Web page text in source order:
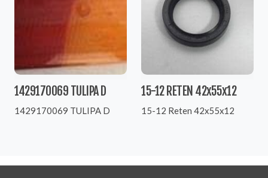
1429170069 TULIPA D
1429170069 TULIPA D
15-12 RETEN 42x55x12
15-12 Reten 42x55x12